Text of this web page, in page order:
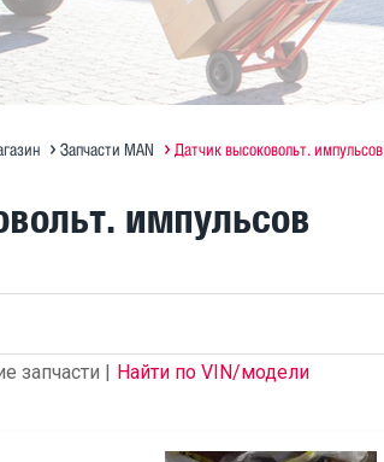
Запчасти MAN Датчик высоковольт. импульсов
импульсов
запчасти | Найти по VIN/модели